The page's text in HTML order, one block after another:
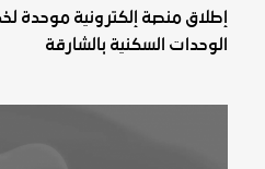
إطلاق منصة إلكترونية موحدة
الوحدات السكنية بالشارقة